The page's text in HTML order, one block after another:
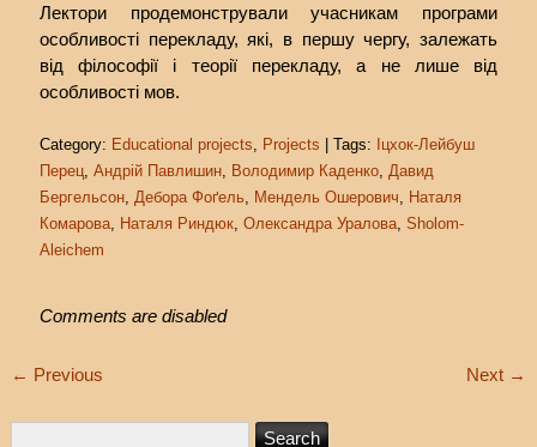
Лектори продемонстрували учасникам програми
особливості перекладу, які, в першу чергу, залежать
від філософії і теорії перекладу, а не лише від
особливості мов.
Category: Educational projects, Projects | Tags:
Іцхок-Лейбуш
Перец, Андрій Павлишин, Володимир Каденко, Давид
Бергельсон, Дебора Фоґель, Мендель Ошерович, Наталя
Комарова, Наталя Риндюк, Олександра Уралова, Sholom-
Aleichem
Comments are disabled
← Previous Next →